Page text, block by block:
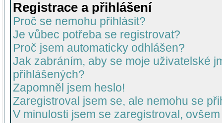
Registrace a přihlášení
Proč se nemohu přihlásit?
Je vůbec potřeba se registrovat?
Proč jsem automaticky odhlášen?
Jak zabráním, aby se moje uživatelské
přihlášených?
Zapomněl jsem heslo!
Zaregistroval jsem se, ale nemohu se
V minulosti jsem se zaregistroval,